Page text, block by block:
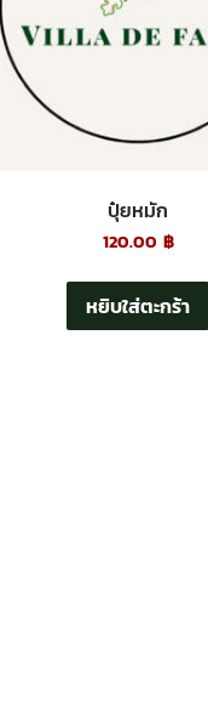
ปุ๋ยหมัก
120.00 ฿
หยิบใส่ตะกร้า